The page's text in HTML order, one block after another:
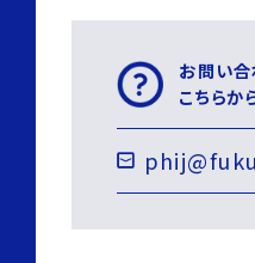
お問い合
こちらか